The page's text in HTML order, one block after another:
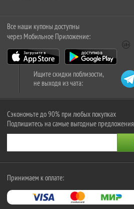
Все наши купоны доступны
через Мобильное Приложение:
Ищите скидки поблизости,
не выходя из чата:
Сэкономьте до 90% при любых покупках
Подпишитесь на самые выгодные предложения
Принимаем к оплате: